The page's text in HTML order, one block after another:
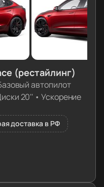
(рестайлинг)
автопилот
20'' • Ускорение
доставка в РФ